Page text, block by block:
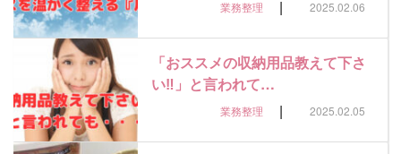
業務整理 | 2025.02.06
「おススメの収納用品教えて下さ
い‼」と言われて…
業務整理 | 2025.02.05